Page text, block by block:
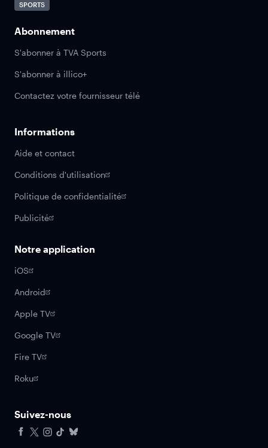
SPORTS
Abonnement
S'abonner à TVA Sports
S'abonner à illico+
Contactez votre fournisseur télé
Informations
Aide et contact
Conditions d'utilisation
Politique de confidentialité
Publicité
Notre application
iOS
Android
Apple TV
Google TV
Fire TV
Roku
Suivez-nous